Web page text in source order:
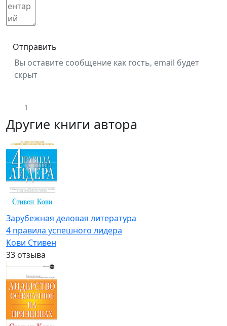
Отправить
Вы оставите сообщение как гость, email будет
скрыт
1
Другие книги автора
Зарубежная деловая литература
4 правила успешного лидера
Кови Стивен
33 отзыва